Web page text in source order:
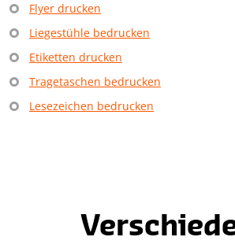
Flyer drucken
Liegestühle bedrucken
Etiketten drucken
Tragetaschen bedrucken
Lesezeichen bedrucken